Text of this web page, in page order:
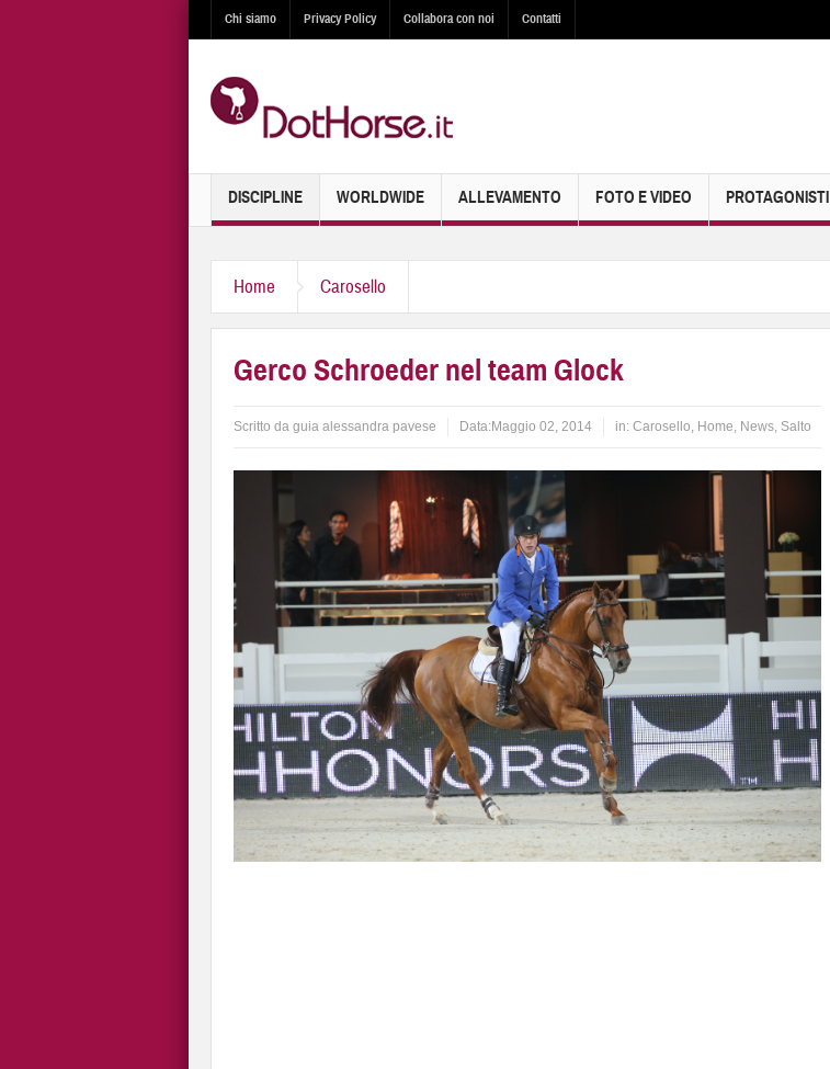
Chi siamo Privacy Policy Collabora con noi Contatti
DISCIPLINE WORLDWIDE ALLEVAMENTO FOTO E VIDEO PROTAGONISTI
Home Carosello
Gerco Schroeder nel team Glock
Scritto da guia alessandra pavese Data:Maggio 02, 2014 in: Carosello, Home, News, Salto